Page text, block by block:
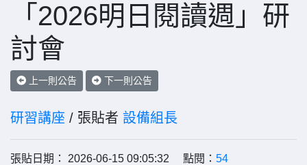
「2026明日閱讀週」研
討會
上一則公告 下一則公告
研習講座 / 張貼者 設備組長
張貼日期： 2026-06-15 09:05:32 點閱： 54